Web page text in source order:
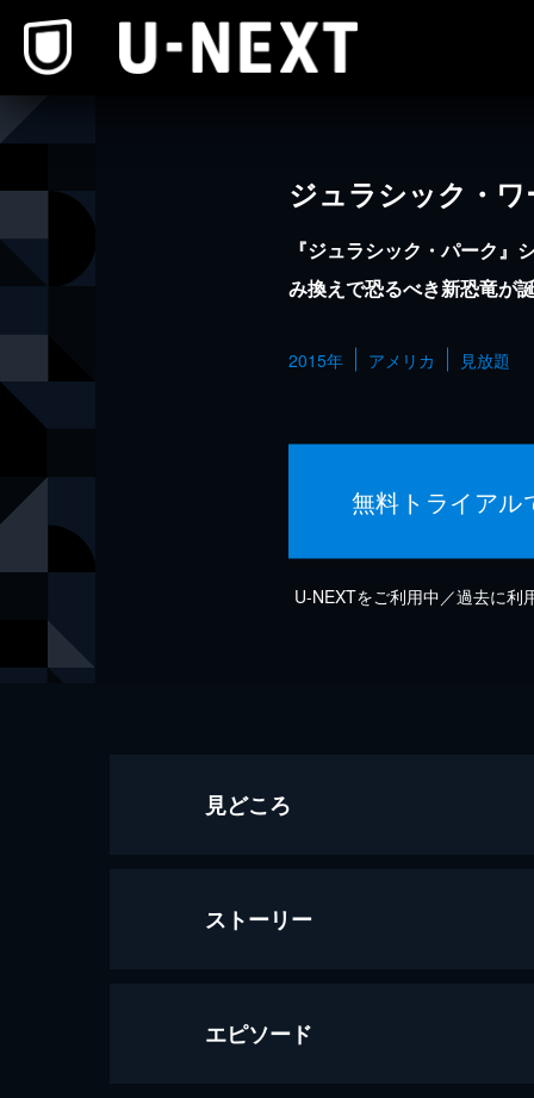
ジュラシック・
『ジュラシック・パーク』
み換えで恐るべき新恐竜が
2015年 アメリカ 見放題
無料トライアル
U-NEXTをご利用中／過去に利
見どころ
ストーリー
エピソード